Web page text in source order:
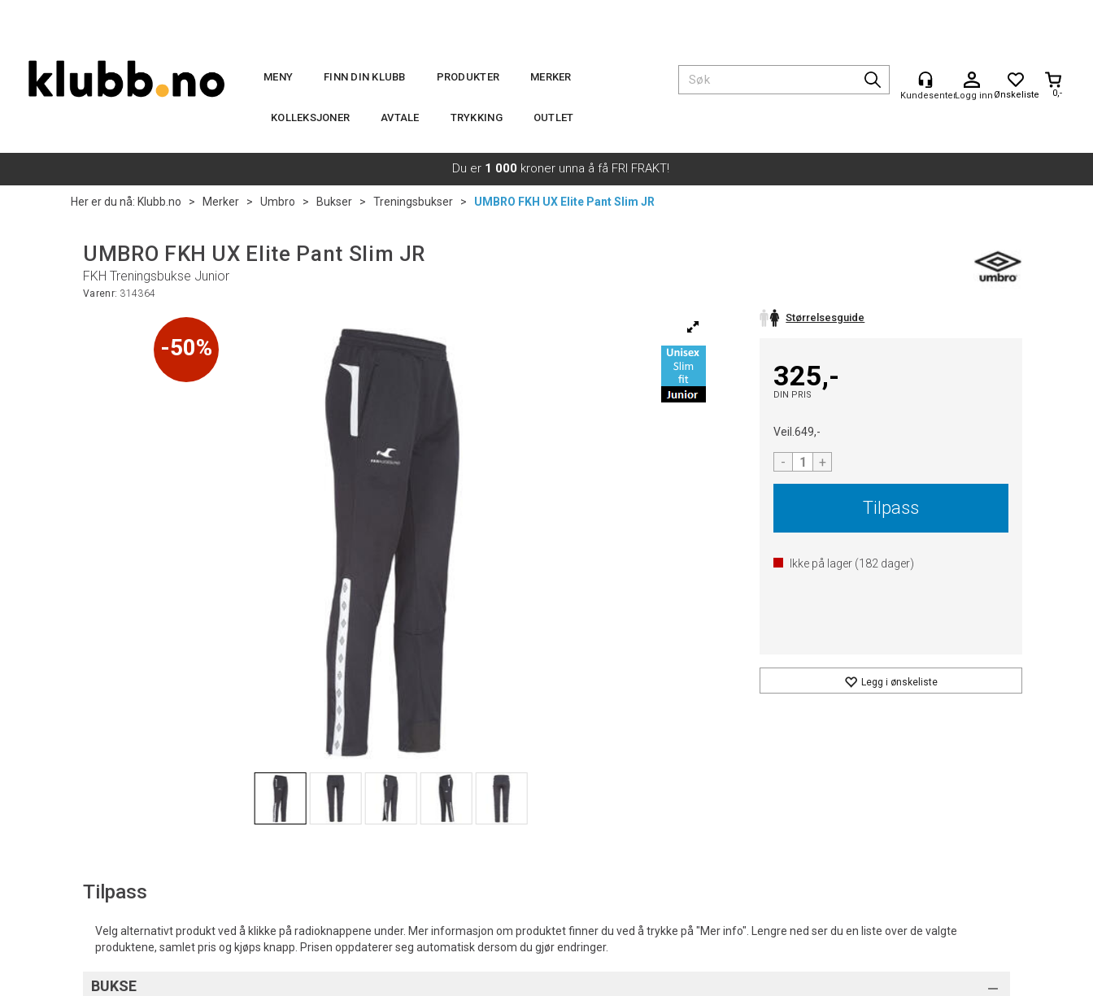
Logg inn 0,-
MENY FINN DIN KLUBB PRODUKTER MERKER
KOLLEKSJONER AVTALE TRYKKING OUTLET
Du er 1 000 kroner unna å få FRI FRAKT!
Her er du nå: Klubb.no > Merker > Umbro > Bukser > Treningsbukser > UMBRO FKH UX Elite Pant Slim JR
UMBRO FKH UX Elite Pant Slim JR
FKH Treningsbukse Junior
Varenr: 314364
50%
Størrelsesguide
325,-
DIN PRIS
Veil.649,-
- +
Tilpass
Ikke på lager (182 dager)
Legg i ønskeliste
Tilpass
Velg alternativt produkt ved å klikke på radioknappene under. Mer informasjon om produktet finner du ved å trykke på "Mer info". Lengre ned ser du en liste over de valgte
produktene, samlet pris og kjøps knapp. Prisen oppdaterer seg automatisk dersom du gjør endringer.
BUKSE